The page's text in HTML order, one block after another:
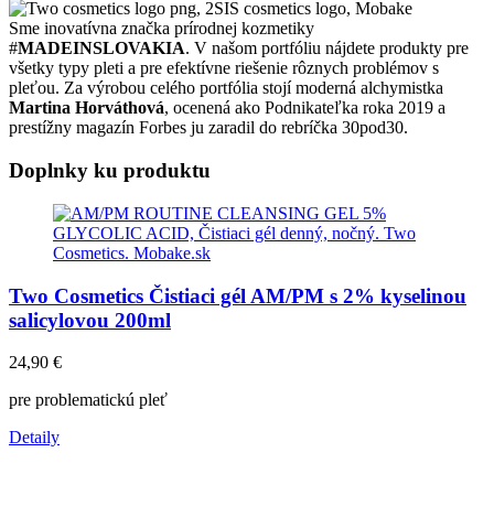
Sme inovatívna značka prírodnej kozmetiky
#MADEINSLOVAKIA. V našom portfóliu nájdete produkty pre
všetky typy pleti a pre efektívne riešenie rôznych problémov s
pleťou. Za výrobou celého portfólia stojí moderná alchymistka
Martina Horváthová, ocenená ako Podnikateľka roka 2019 a
prestížny magazín Forbes ju zaradil do rebríčka 30pod30.
Doplnky ku produktu
Two Cosmetics Čistiaci gél AM/PM s 2% kyselinou
salicylovou 200ml
24,90 €
pre problematickú pleť
Detaily